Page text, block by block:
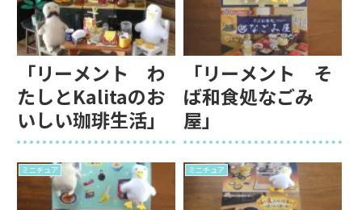
「リーメント わ
たしとKalitaのお
いしい珈琲生活」
「リーメント そ
ば和食処なごみ
屋」
ミニチュア ミニチュア